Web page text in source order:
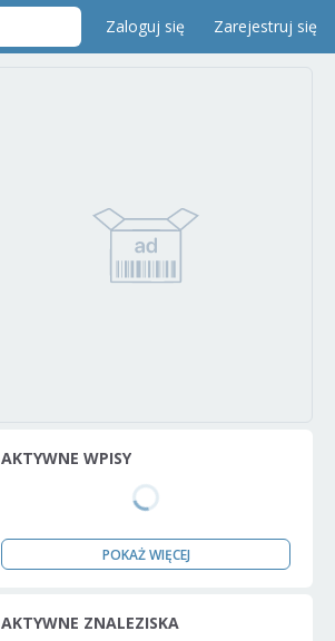
Zaloguj się Zarejestruj się
AKTYWNE WPISY
POKAŻ WIĘCEJ
AKTYWNE ZNALEZISKA